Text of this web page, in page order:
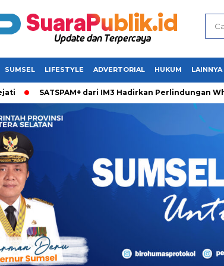
SUMSEL LIFESTYLE ADVERTORIAL HUKUM LAINNYA
SATSPAM+ dari IM3 Hadirkan Perlindungan